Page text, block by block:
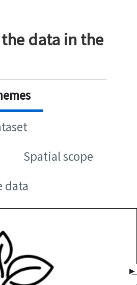
the data in the
Spatial scope
data
▶